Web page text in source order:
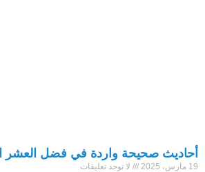
أحاديث صحيحة واردة في فضل العشر
19 مارس، 2025 لا توجد تعليقات